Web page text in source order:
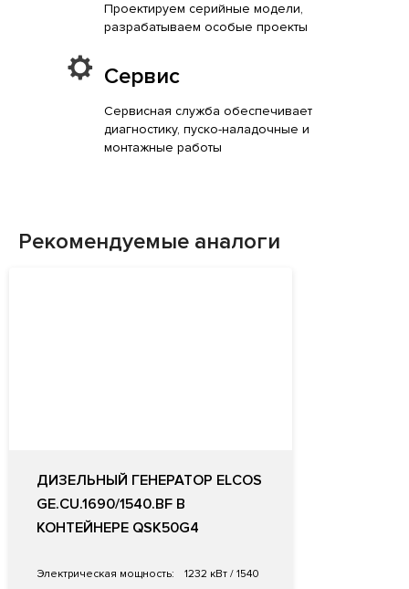
Проектируем серийные модели,
разрабатываем особые проекты
Сервис
Сервисная служба обеспечивает
диагностику, пуско-наладочные и
монтажные работы
Рекомендуемые аналоги
ДИЗЕЛЬНЫЙ ГЕНЕРАТОР ELCOS
GE.CU.1690/1540.BF В
КОНТЕЙНЕРЕ QSK50G4
Электрическая мощность:
1232 кВт / 1540